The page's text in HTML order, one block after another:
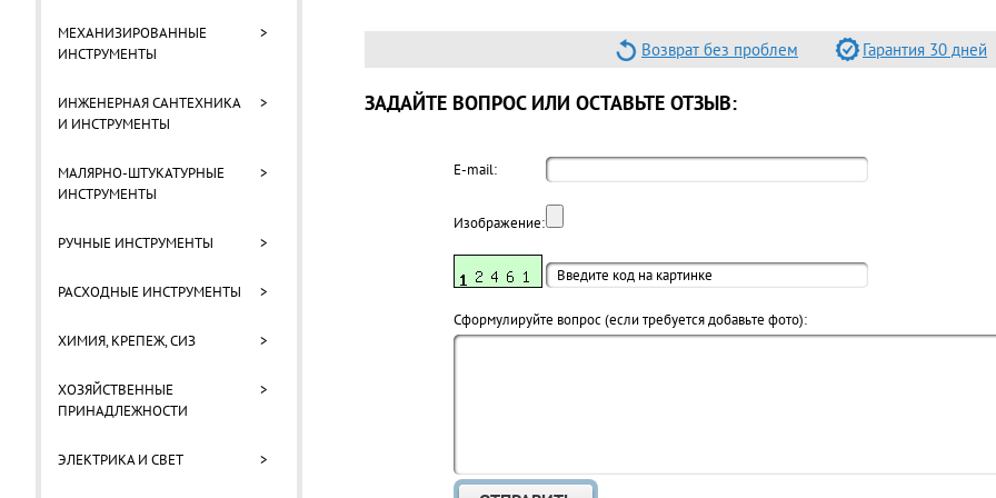
МЕХАНИЗИРОВАННЫЕ
ИНСТРУМЕНТЫ
>
ИНЖЕНЕРНАЯ САНТЕХНИКА
И ИНСТРУМЕНТЫ
>
МАЛЯРНО-ШТУКАТУРНЫЕ
ИНСТРУМЕНТЫ
>
РУЧНЫЕ ИНСТРУМЕНТЫ >
РАСХОДНЫЕ ИНСТРУМЕНТЫ >
ХИМИЯ, КРЕПЕЖ, СИЗ >
ХОЗЯЙСТВЕННЫЕ
ПРИНАДЛЕЖНОСТИ
>
ЭЛЕКТРИКА И СВЕТ >
Возврат без проблем Гарантия 30 дней
ЗАДАЙТЕ ВОПРОС ИЛИ ОСТАВЬТЕ ОТЗЫВ:
E-mail:
Изображение:
Cформулируйте вопрос (если требуется добавьте фото):